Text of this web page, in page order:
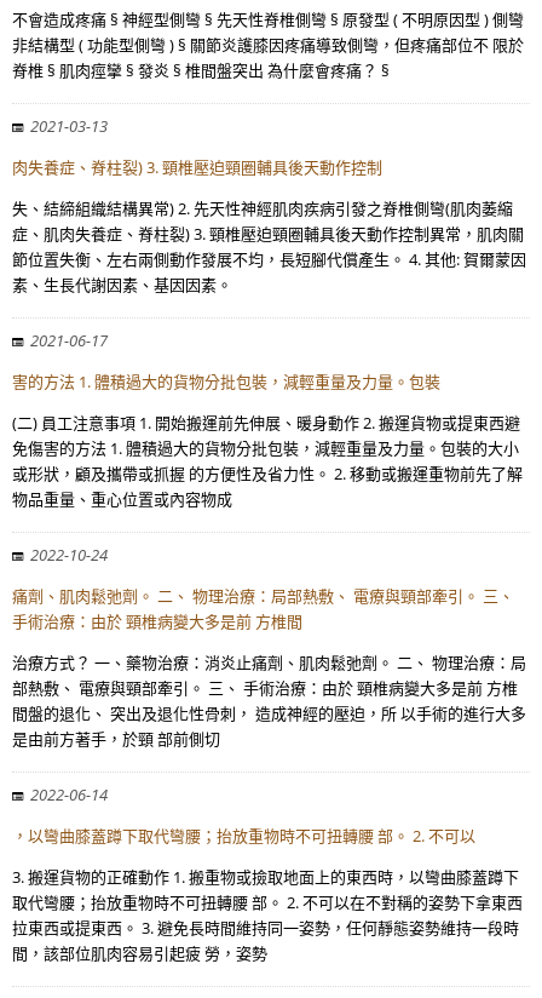
不會造成疼痛 § 神經型側彎 § 先天性脊椎側彎 § 原發型 ( 不明原因型 ) 側彎
非結構型 ( 功能型側彎 ) § 關節炎護膝因疼痛導致側彎，但疼痛部位不 限於
脊椎 § 肌肉痙攣 § 發炎 § 椎間盤突出 為什麼會疼痛？ §
2021-03-13
肉失養症、脊柱裂) 3. 頸椎壓迫頸圈輔具後天動作控制
失、結締組織結構異常) 2. 先天性神經肌肉疾病引發之脊椎側彎(肌肉萎縮
症、肌肉失養症、脊柱裂) 3. 頸椎壓迫頸圈輔具後天動作控制異常，肌肉關
節位置失衡、左右兩側動作發展不均，長短腳代償產生。 4. 其他: 賀爾蒙因
素、生長代謝因素、基因因素。
2021-06-17
害的方法 1. 體積過大的貨物分批包裝，減輕重量及力量。包裝
(二) 員工注意事項 1. 開始搬運前先伸展、暖身動作 2. 搬運貨物或提東西避
免傷害的方法 1. 體積過大的貨物分批包裝，減輕重量及力量。包裝的大小
或形狀，顧及攜帶或抓握 的方便性及省力性。 2. 移動或搬運重物前先了解
物品重量、重心位置或內容物成
2022-10-24
痛劑、肌肉鬆弛劑。 二、 物理治療：局部熱敷、 電療與頸部牽引。 三、
手術治療：由於 頸椎病變大多是前 方椎間
治療方式？ 一、藥物治療：消炎止痛劑、肌肉鬆弛劑。 二、 物理治療：局
部熱敷、 電療與頸部牽引。 三、 手術治療：由於 頸椎病變大多是前 方椎
間盤的退化、 突出及退化性骨刺， 造成神經的壓迫，所 以手術的進行大多
是由前方著手，於頸 部前側切
2022-06-14
，以彎曲膝蓋蹲下取代彎腰；抬放重物時不可扭轉腰 部。 2. 不可以
3. 搬運貨物的正確動作 1. 搬重物或撿取地面上的東西時，以彎曲膝蓋蹲下
取代彎腰；抬放重物時不可扭轉腰 部。 2. 不可以在不對稱的姿勢下拿東西
拉東西或提東西。 3. 避免長時間維持同一姿勢，任何靜態姿勢維持一段時
間，該部位肌肉容易引起疲 勞，姿勢